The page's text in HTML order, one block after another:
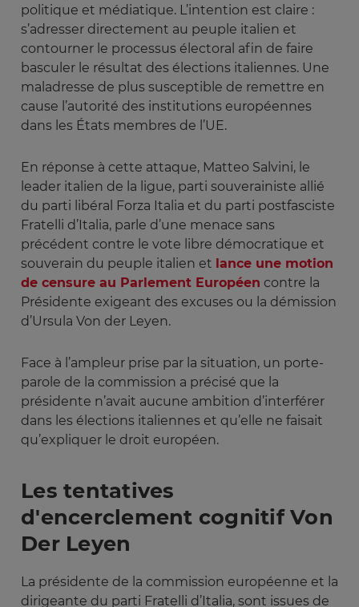
politique et médiatique. L’intention est claire :
s’adresser directement au peuple italien et
contourner le processus électoral afin de faire
basculer le résultat des élections italiennes. Une
maladresse de plus susceptible de remettre en
cause l’autorité des institutions européennes
dans les États membres de l’UE.
En réponse à cette attaque, Matteo Salvini, le
leader italien de la ligue, parti souverainiste allié
du parti libéral Forza Italia et du parti postfasciste
Fratelli d’Italia, parle d’une menace sans
précédent contre le vote libre démocratique et
souverain du peuple italien et lance une motion
de censure au Parlement Européen contre la
Présidente exigeant des excuses ou la démission
d’Ursula Von der Leyen.
Face à l’ampleur prise par la situation, un porte-
parole de la commission a précisé que la
présidente n’avait aucune ambition d’interférer
dans les élections italiennes et qu’elle ne faisait
qu’expliquer le droit européen.
Les tentatives
d'encerclement cognitif Von
Der Leyen
La présidente de la commission européenne et la
dirigeante du parti Fratelli d’Italia, sont issues de